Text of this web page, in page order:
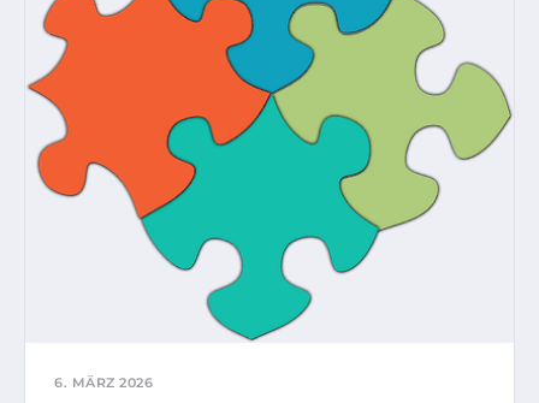
6. MÄRZ 2026